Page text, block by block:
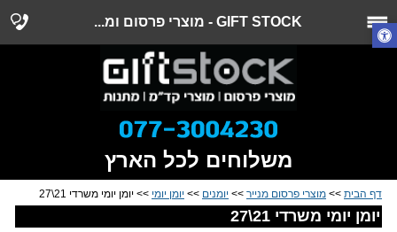
GIFT STOCK - מוצרי פרסום ומ...
משלוחים לכל הארץ
דף הבית >> מוצרי פרסום מנייר >> יומנים >> יומן יומי >> יומן יומי משרדי 21\27
יומן יומי משרדי 21\27